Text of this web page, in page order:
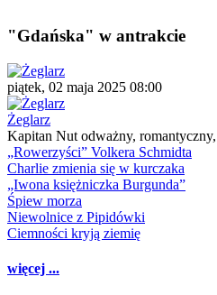
"Gdańska" w antrakcie
piątek, 02 maja 2025 08:00
Żeglarz
Kapitan Nut odważny,
„Rowerzyści” Volkera Schmidta
Charlie zmienia się w kurczaka
„Iwona księżniczka Burgunda”
Śpiew morza
Niewolnice z Pipidówki
Ciemności kryją ziemię
więcej ...